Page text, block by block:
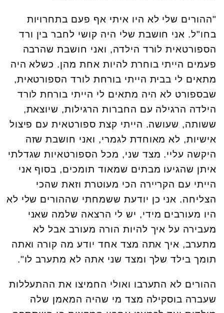
"ההורים שלי לא היו איתי אף פעם בתחרויות
בחו"ל. אני חושבת שלי היה קושי לחבר בין ורד
הספורטאית לורד הילדה, ואני חושבת שהרבה
פעמים הייתי בוחרת להיות אחת מהן. כשלא היה
מתאים לי בבית הייתי בורחת לורד הספורטאית,
שבספורט לא היה מתאים לי הייתי בורחת לורד
הילדה הרגילה עם החברות הרגילות, שיוצאת,
ששותה, שעושה. הייתי קצת ספורטאית עם פיצול
אישיות, לא מאוחדת לגמרי, ואני חושבת שזה
היקשה עליי. מצד שני, מכל הספורטאיות שגדלתי
איתן שהגיעו מבתים שמאוד תומכים, בסוף אני
הייתי עם הקריירה הכי מעוטרת וזאת שהכי
הצליחה. אני כן יודעת ששמחתי שההורים שלי לא
היו מעורבים מידי, יש לי הרצאה שלמה שאני
מעבירה על איך להיות הורה מעורב אבל לא
מתערב, איך אתה מצד אחד יודע מה קורה ואתה
תומך בילד שלך ומצד שני אתה לא מתערב לו".
ההורים לא התערבו ואולי החמיצו את ההתעללות
שעברה בוסקילה מצד מי שהיה המאמן שלה